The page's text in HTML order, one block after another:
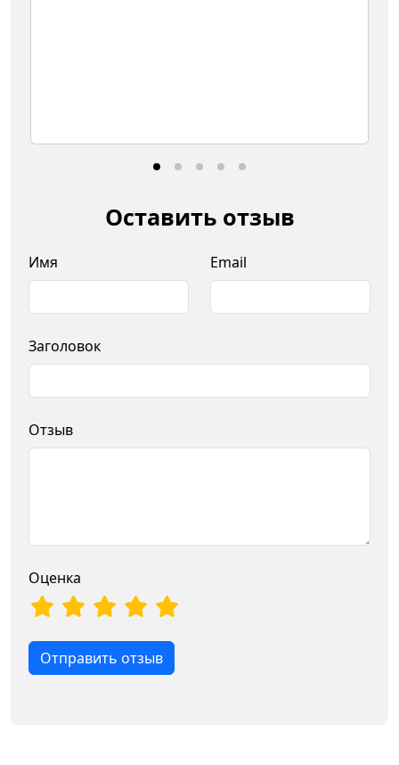
Оставить отзыв
Имя Email
Заголовок
Отзыв
Оценка
Отправить отзыв